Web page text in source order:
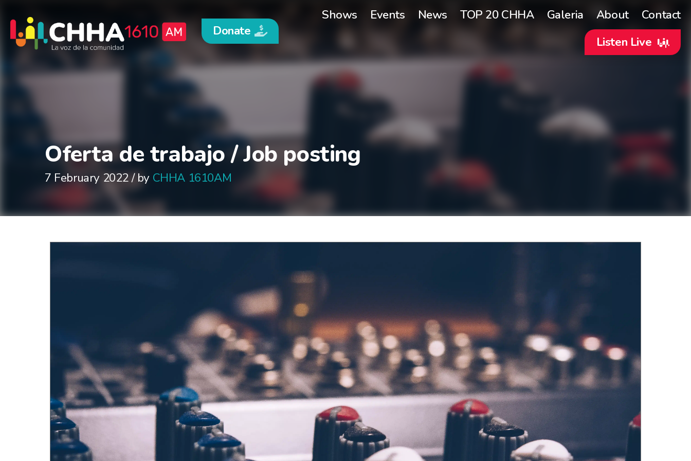
Donate
Listen Live
Shows Events News TOP 20 CHHA Galeria About Contact
Oferta de trabajo / Job posting
7 February 2022 / by CHHA 1610AM